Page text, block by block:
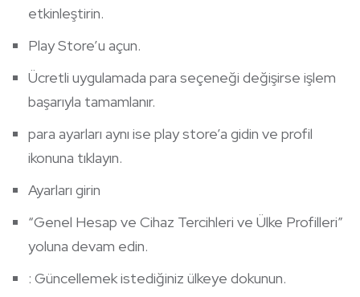
etkinleştirin.
Play Store’u açun.
Ücretli uygulamada para seçeneği değişirse işlem
başarıyla tamamlanır.
para ayarları aynı ise play store’a gidin ve profil
ikonuna tıklayın.
Ayarları girin
“Genel Hesap ve Cihaz Tercihleri ​​ve Ülke Profilleri”
yoluna devam edin.
: Güncellemek istediğiniz ülkeye dokunun.